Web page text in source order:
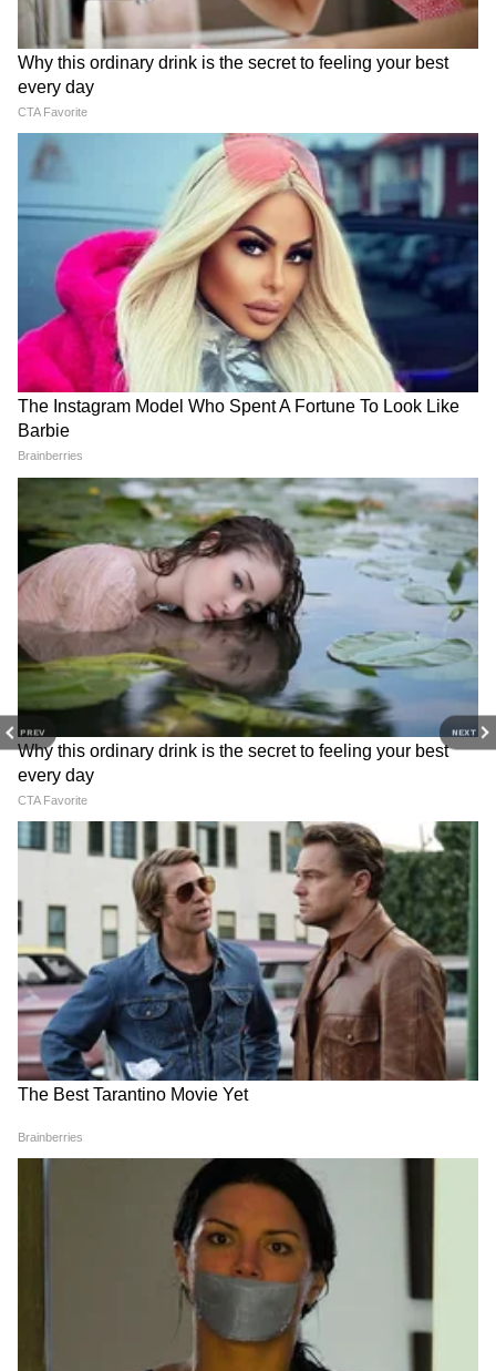
PREV NEXT
आता मिळणार 6 एअरबॅग्ज
टाटाने नव्या टियागोमध्ये अनेक बदल केले आहेत. यात
आता स्टँडर्ड म्हणून ६ एअरबॅग्ज मिळतील. गाडी अधिक
मजबूत बनवण्यासाठी हाय-स्ट्रेंथ पार्ट्स वापरले आहेत.
खराब रस्त्यांवरही ही गाडी उत्तम चालेल, अशी तिची रचना
आहे.
Related Articles
Car Market: 6 एअरबॅग्ज, 360° कॅमेरा! नव्या Tata
Tiago चा जलवा पाहिलात का?
Tata Tiago EV: टाटाची सर्वात स्वस्त इलेक्ट्रिक कार नव्या
रूपात, जाणून घ्या काय बदलणार
3
6
Tata Motors
या गाडीत ब्लूटूथ कनेक्टिव्हिटी आणि डिजिटल इन्स्ट्रुमेंट
क्लस्टर आहे. AMT व्हेरिएंटमध्ये पॅडल शिफ्टर्स आणि